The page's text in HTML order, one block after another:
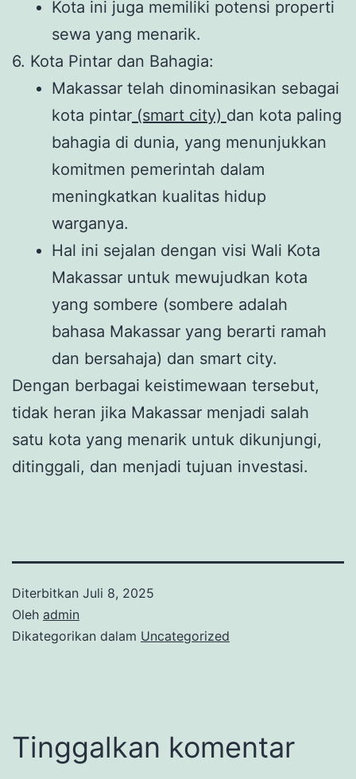
Kota ini juga memiliki potensi properti
sewa yang menarik.
6. Kota Pintar dan Bahagia:
Makassar telah dinominasikan sebagai
kota pintar (smart city) dan kota paling
bahagia di dunia, yang menunjukkan
komitmen pemerintah dalam
meningkatkan kualitas hidup
warganya.
Hal ini sejalan dengan visi Wali Kota
Makassar untuk mewujudkan kota
yang sombere (sombere adalah
bahasa Makassar yang berarti ramah
dan bersahaja) dan smart city.
Dengan berbagai keistimewaan tersebut,
tidak heran jika Makassar menjadi salah
satu kota yang menarik untuk dikunjungi,
ditinggali, dan menjadi tujuan investasi.
Diterbitkan Juli 8, 2025
Oleh admin
Dikategorikan dalam Uncategorized
Tinggalkan komentar